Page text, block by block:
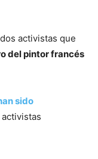
activistas que
del pintor francés
sido